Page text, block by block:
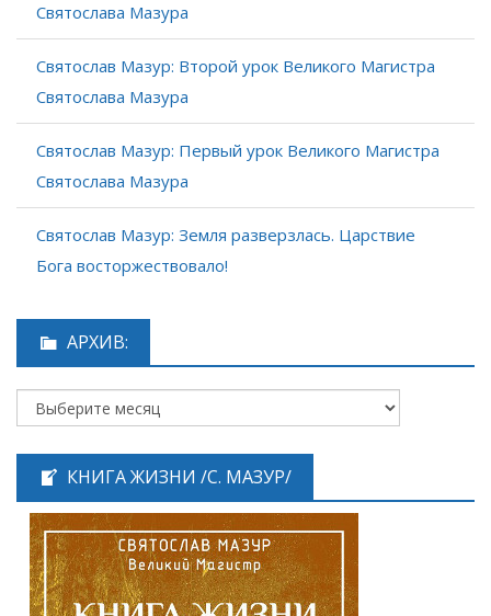
Святослава Мазура
Святослав Мазур: Второй урок Великого Магистра
Святослава Мазура
Святослав Мазур: Первый урок Великого Магистра
Святослава Мазура
Святослав Мазур: Земля разверзлась. Царствие
Бога восторжествовало!
АРХИВ:
КНИГА ЖИЗНИ /С. МАЗУР/